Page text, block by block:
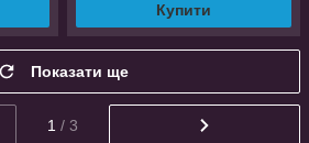
Купити
Показати ще
1 / 3